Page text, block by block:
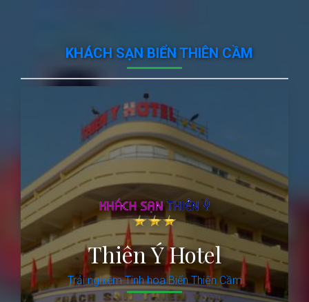
KHÁCH SẠN BIỂN THIÊN CẦM
Thiên Ý Hotel
Trải nghiệm Tinh hoa Biển Thiên Cầm